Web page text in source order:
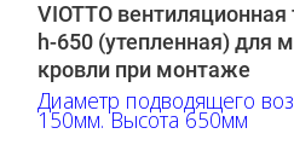
VIOTTO вентиляционная
h-650 (утепленная) для
кровли при монтаже
Диаметр подводящего
150мм. Высота 650мм